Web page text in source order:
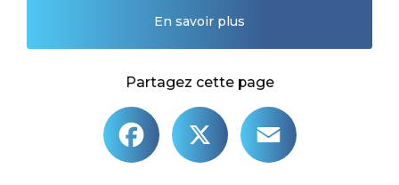
En savoir plus
Partagez cette page
Facebook